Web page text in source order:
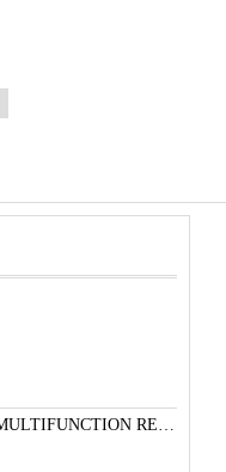
CEAS STELLA MULTIFUNCTION RESIN - ALB PERLAT SI ROSE